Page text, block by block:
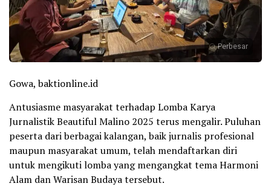
Perbesar
Gowa, baktionline.id
Antusiasme masyarakat terhadap Lomba Karya
Jurnalistik Beautiful Malino 2025 terus mengalir. Puluhan
peserta dari berbagai kalangan, baik jurnalis profesional
maupun masyarakat umum, telah mendaftarkan diri
untuk mengikuti lomba yang mengangkat tema Harmoni
Alam dan Warisan Budaya tersebut.